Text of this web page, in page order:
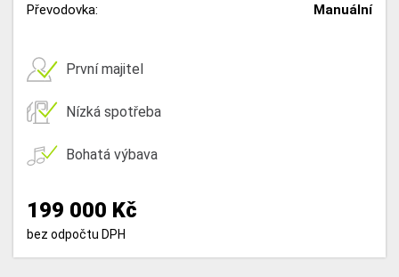
Převodovka: Manuální
První majitel
Nízká spotřeba
Bohatá výbava
199 000 Kč
bez odpočtu DPH